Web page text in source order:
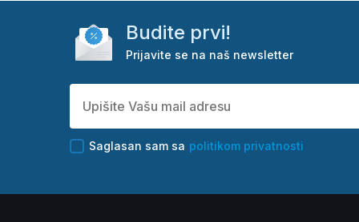
Budite prvi!
Prijavite se na naš newsletter
Saglasan sam sa politikom privatnosti